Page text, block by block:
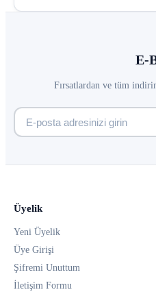
E-
Fırsatlardan ve tüm
Üyelik
Yeni Üyelik
Üye Girişi
Şifremi Unuttum
İletişim Formu